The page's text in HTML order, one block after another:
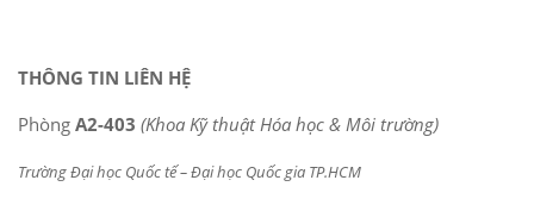
THÔNG TIN LIÊN HỆ
Phòng A2-403 (Khoa Kỹ thuật Hóa học & Môi trường)
Trường Đại học Quốc tế – Đại học Quốc gia TP.HCM